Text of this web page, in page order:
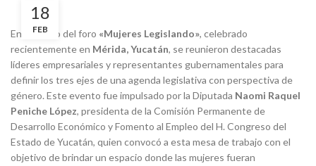
18
FEB
En el marco del foro «Mujeres Legislando», celebrado
recientemente en Mérida, Yucatán, se reunieron destacadas
líderes empresariales y representantes gubernamentales para
definir los tres ejes de una agenda legislativa con perspectiva de
género. Este evento fue impulsado por la Diputada Naomi Raquel
Peniche López, presidenta de la Comisión Permanente de
Desarrollo Económico y Fomento al Empleo del H. Congreso del
Estado de Yucatán, quien convocó a esta mesa de trabajo con el
objetivo de brindar un espacio donde las mujeres fueran